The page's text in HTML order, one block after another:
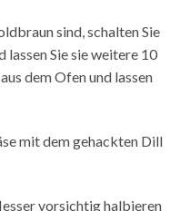
sind, schalten Sie
lassen Sie sie weitere 10
dem Ofen und lassen
mit dem gehackten Dill
vorsichtig halbieren